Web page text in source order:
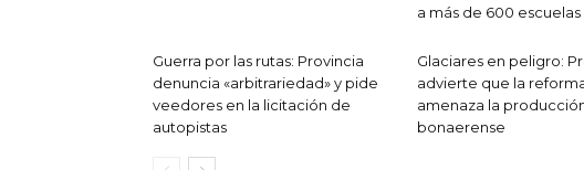
a más de 600 escuelas
Guerra por las rutas: Provincia
denuncia «arbitrariedad» y pide
veedores en la licitación de
autopistas
Glaciares en peligro:
advierte que la
amenaza la
bonaerense